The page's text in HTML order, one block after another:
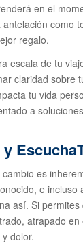
en el
como
regalo.
escala de tu
claridad sobre
tu vida
a
es
e incluso
así. Si
atrapado en
dolor.